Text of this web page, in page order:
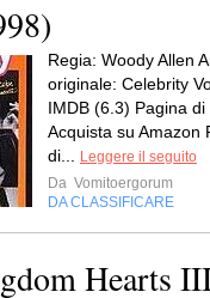
Regia: Woody Allen
originale: Celebrity
IMDB (6.3) Pagina
Acquista su Amazon
di...
Leggere il seguito
Da Vomitoergorum
DA CLASSIFICARE
Hearts